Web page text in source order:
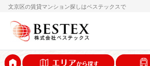
文京区の賃貸マンション探しはベステックスで